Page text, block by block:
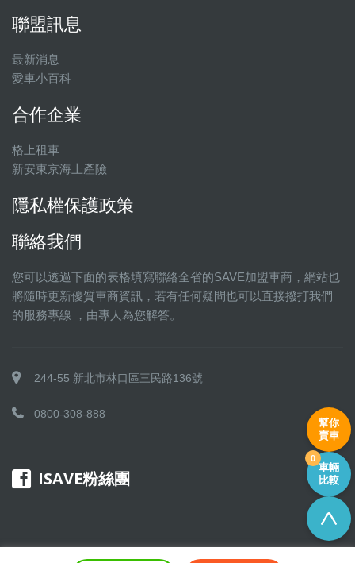
聯盟訊息
最新消息
愛車小百科
合作企業
格上租車
新安東京海上產險
隱私權保護政策
聯絡我們
您可以透過下面的表格填寫聯絡全省的SAVE加盟車商，網站也
將隨時更新優質車商資訊，若有任何疑問也可以直接撥打我們
的服務專線 ，由專人為您解答。
244-55 新北市林口區三民路136號
0800-308-888
ISAVE粉絲團
幫你
賣車
車輛
比較
0